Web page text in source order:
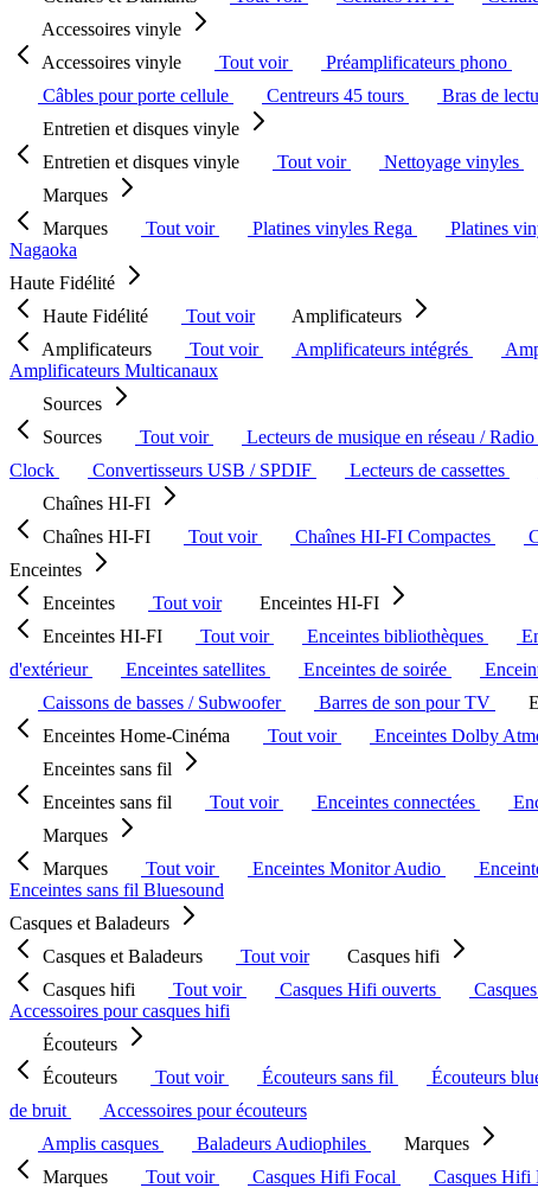
Accessoires vinyle
Accessoires vinyle
Tout voir Préamplificateurs phono
Câbles pour porte cellule
Centreurs 45 tours Bras de
Entretien et disques vinyle
Entretien et disques vinyle
Tout voir Nettoyage vinyles
Marques
Marques
Tout voir Platines vinyles Rega Platines
Nagaoka
Haute Fidélité
Haute Fidélité
Tout voir
Amplificateurs
Amplificateurs
Tout voir Amplificateurs intégrés
Amplificateurs Multicanaux
Sources
Sources
Tout voir Lecteurs de musique en réseau /
Clock
Convertisseurs USB / SPDIF Lecteurs de cassettes
Chaînes HI-FI
Chaînes HI-FI
Tout voir Chaînes HI-FI Compactes
Enceintes
Enceintes
Tout voir
Enceintes HI-FI
Enceintes HI-FI
Tout voir Enceintes bibliothèques
d'extérieur
Enceintes satellites Enceintes de soirée
Caissons de basses / Subwoofer
Barres de son pour TV
Enceintes Home-Cinéma
Tout voir Enceintes Dolby
Enceintes sans fil
Enceintes sans fil
Tout voir Enceintes connectées
Marques
Marques
Tout voir Enceintes Monitor Audio
Enceintes sans fil Bluesound
Casques et Baladeurs
Casques et Baladeurs
Tout voir
Casques hifi
Casques hifi
Tout voir Casques Hifi ouverts
Accessoires pour casques hifi
Écouteurs
Écouteurs
Tout voir Écouteurs sans fil Écouteurs
de bruit
Accessoires pour écouteurs
Amplis casques
Baladeurs Audiophiles
Marques
Marques
Tout voir Casques Hifi Focal Casques Hifi